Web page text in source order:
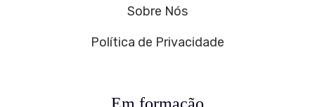
Sobre Nós
Política de Privacidade